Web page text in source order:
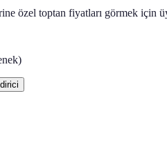
özel toptan fiyatları görmek için